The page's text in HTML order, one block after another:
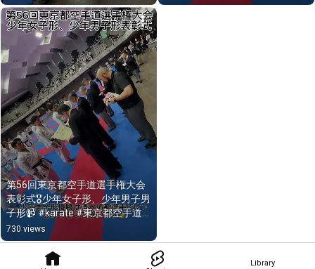
Library
第56回東京都空手道選手権大会
表彰式🎖少年女子形、少年男子男
子形📹 #karate #東京都空手道
選手権大会 #空手道 #表彰式
730 views